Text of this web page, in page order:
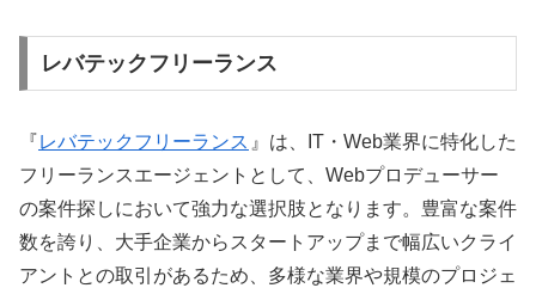
レバテックフリーランス
『レバテックフリーランス 』は、IT・Web業界に特化した
フリーランスエージェントとして、Webプロデューサー
の案件探しにおいて強力な選択肢となります。豊富な案件
数を誇り、大手企業からスタートアップまで幅広いクライ
アントとの取引があるため、多様な業界や規模のプロジェ